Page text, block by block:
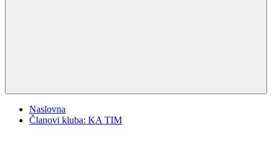
Naslovna
Članovi kluba: KA TIM